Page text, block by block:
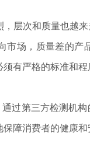
层次和质量也越
市场，质量差的
有严格的标准和
过第三方检测机
障消费者的健康和